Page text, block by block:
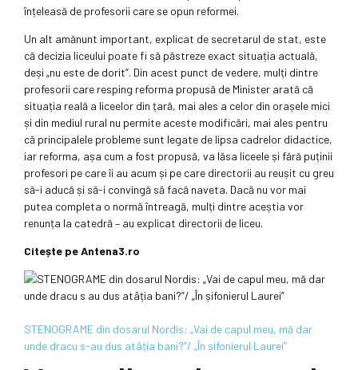
înțeleasă de profesorii care se opun reformei.
Un alt amănunt important, explicat de secretarul de stat, este
că decizia liceului poate fi să păstreze exact situația actuală,
deși „nu este de dorit”. Din acest punct de vedere, mulți dintre
profesorii care resping reforma propusă de Minister arată că
situația reală a liceelor din țară, mai ales a celor din orașele mici
și din mediul rural nu permite aceste modificări, mai ales pentru
că principalele probleme sunt legate de lipsa cadrelor didactice,
iar reforma, așa cum a fost propusă, va lăsa liceele și fără puținii
profesori pe care îi au acum și pe care directorii au reușit cu greu
să-i aducă și să-i convingă să facă naveta. Dacă nu vor mai
putea completa o normă întreagă, mulți dintre aceștia vor
renunța la catedră – au explicat directorii de liceu.
Citește pe Antena3.ro
STENOGRAME din dosarul Nordis: „Vai de capul meu, mă dar
unde dracu s-au dus atâția bani?”/ „În șifonierul Laurei”